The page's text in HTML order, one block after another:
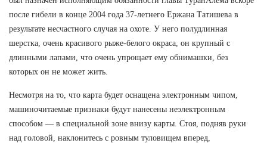
после гибели в конце 2004 года 37-летнего Ержана Татишева в
результате несчастного случая на охоте. У него полудлинная
шерстка, очень красивого рыже-белого окраса, он крупный с
длинными лапами, что очень упрощает ему обнимашки, без
которых он не может жить.
Несмотря на то, что карта будет оснащена электронным чипом,
машиночитаемые признаки будут нанесены неэлектронным
способом — в специальной зоне внизу карты. Стоя, подняв руки
над головой, наклонитесь с ровным туловищем вперед,